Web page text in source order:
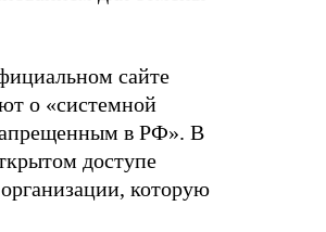
сайте
о «системной
в РФ». В
доступе
которую